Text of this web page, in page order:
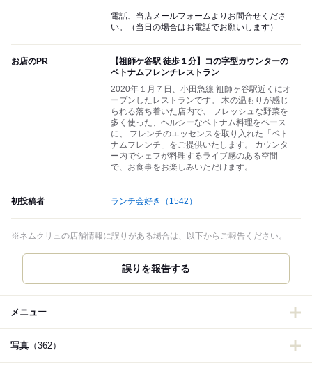
電話、当店メールフォームよりお問合せくださ
い。（当日の場合はお電話でお願いします）
お店のPR
【祖師ケ谷駅 徒歩１分】コの字型カウンターの
ベトナムフレンチレストラン
2020年１月７日、小田急線 祖師ヶ谷駅近くにオ
ープンしたレストランです。 木の温もりが感じ
られる落ち着いた店内で、 フレッシュな野菜を
多く使った、ヘルシーなベトナム料理をベース
に、 フレンチのエッセンスを取り入れた「ベト
ナムフレンチ」をご提供いたします。 カウンタ
ー内でシェフが料理するライブ感のある空間
で、お食事をお楽しみいただけます。
初投稿者 ランチ会好き （1542）
※ネムクリュの店舗情報に誤りがある場合は、以下からご報告ください。
誤りを報告する
メニュー
写真 （362）